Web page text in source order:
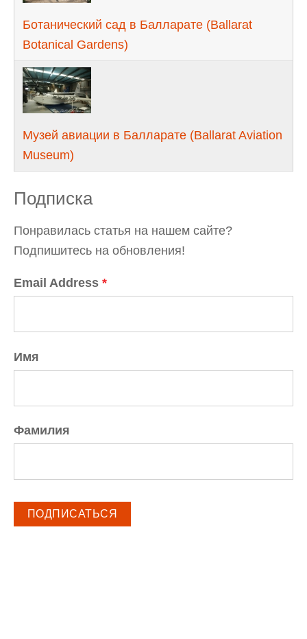
Ботанический сад в Балларате (Ballarat
Botanical Gardens)
Музей авиации в Балларате (Ballarat Aviation
Museum)
Подписка
Понравилась статья на нашем сайте?
Подпишитесь на обновления!
Email Address *
Имя
Фамилия